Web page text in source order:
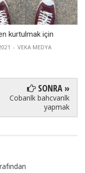
kurtulmak için
- VEKA MEDYA
SONRA »
Cobanlk bahcvanlk
yapmak